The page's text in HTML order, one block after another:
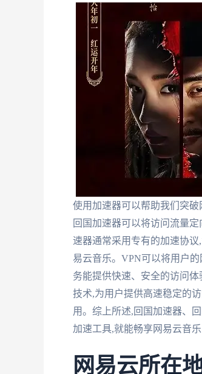
使用加速器可以帮助我们突
回国加速器可以将访问流量
速器通常采用专有的加速协
易云音乐。VPN可以将用户
务能提供快速、安全的访问
技术,为用户提供高速稳定的
用。综上所述,回国加速器、
加速工具,就能畅享网易云音
网易云所在